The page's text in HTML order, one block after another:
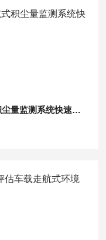
OSEN-DLJC积尘严重路段走航式积尘量监测系统快速定位